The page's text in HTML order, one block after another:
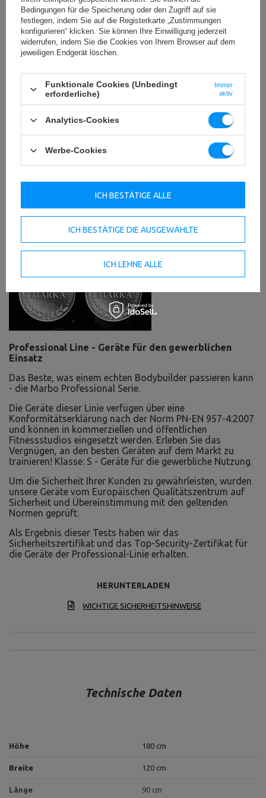
Professional Line - Geräte für den gewerblichen
Einsatz
Das Beste, was einem echten Bodybuilder passieren kann
- die Marbo Professional Serie.
Die Geräte dieser Linie verfügen über eine
Konformitätserklärung nach der Norm PN-EN 957-4:2007
und können in kommerziellen und öffentlichen
Fitnessstudios eingesetzt werden. Erleben Sie das
Vergnügen, an den besten Geräten auf dem Markt zu
trainieren! Klasse: S - Geräte für die gewerbliche Nutzung.
Um die Sicherheit Ihrer Kunden zu gewährleisten, wurden
unsere Geräte vom Europäischen Qualitätszentrum auf
Sicherheit und Übereinstimmung mit den geltenden
Normen geprüft.
Als Ergebnis dieser Tests haben wir das
Sicherheitszertifikat und das Top-Security-Zertifikat für
die Geräte der Professional-Linie erhalten.
HERUNTERLADEN
WICHTIGE SICHERHEITSHINWEISE
Technische Daten
Höhe 180 cm
Breite 120 cm
Länge 90 cm
Bedingungen für die Speicherung oder den Zugriff auf sie
festlegen, indem Sie auf die Registerkarte „Zustimmungen
konfigurieren“ klicken. Sie können Ihre Einwilligung jederzeit
widerrufen, indem Sie die Cookies von Ihrem Browser auf dem
jeweiligen Endgerät löschen.
Funktionale Cookies (Unbedingt
erforderliche)
Immer
aktiv
Analytics-Cookies
Werbe-Cookies
ICH BESTÄTIGE DIE AUSGEWÄHLTE
ICH LEHNE ALLE
ICH BESTÄTIGE ALLE